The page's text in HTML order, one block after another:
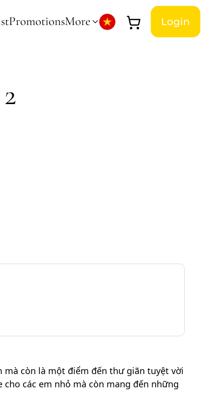
PromotionsMore Login
mà còn là một điểm đến thư giãn tuyệt vời
các em nhỏ mà còn mang đến những